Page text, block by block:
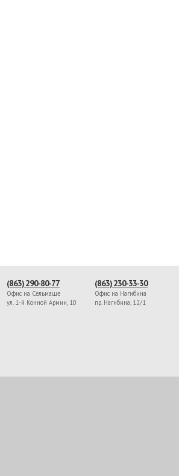
(863) 290-80-77
Офис на Сельмаше
ул. 1-й Конной Армии, 10
(863) 230-33-30
Офис на Нагибина
пр. Нагибина, 12/1